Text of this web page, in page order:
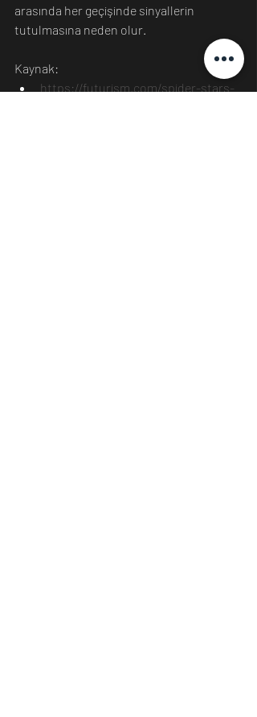
arasında her geçişinde sinyallerin
tutulmasına neden olur.
Kaynak:
https://futurism.com/spider-stars-